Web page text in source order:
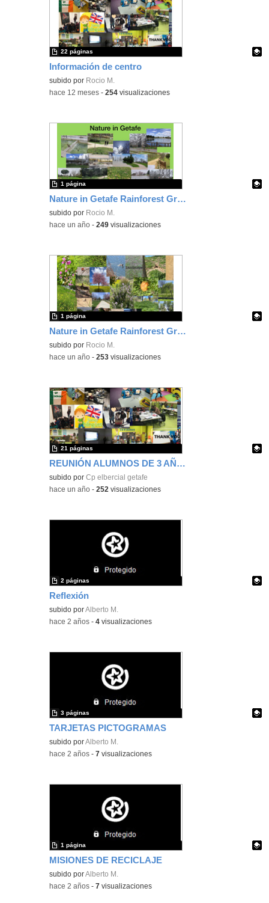
Información de centro
Contenido educativo.
subido por Rocio M.
22 páginas
-hace 12 meses -254 visualizaciones
Nature in Getafe Rainforest Group 4
Contenido educativo.
subido por Rocio M.
1 página
-hace un año -249 visualizaciones
Nature in Getafe Rainforest Group 1
Contenido educativo.
subido por Rocio M.
1 página
-hace un año -253 visualizaciones
REUNIÓN ALUMNOS DE 3 AÑOS CURSO 2024-25
Contenido educativo.
subido porCp elbercial getafe
21 páginas
-hace un año -252 visualizaciones
Reflexión
Contenido educativo.
subido porAlberto M.
2 páginas
-hace 2 años -4 visualizaciones
TARJETAS PICTOGRAMAS
Contenido educativo.
subido porAlberto M.
3 páginas
-hace 2 años -7 visualizaciones
MISIONES DE RECICLAJE
Contenido educativo.
subido porAlberto M.
1 página
-hace 2 años -7 visualizaciones